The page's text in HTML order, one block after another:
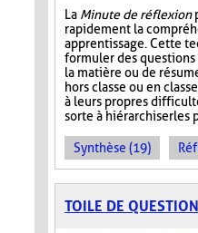
La Minute de réflexion
rapidement la
apprentissage. Cette
formuler des
la matière ou de
hors classe ou en
à leurs propres
sorte à hiérarchiser les
Synthèse (19)
TOILE DE